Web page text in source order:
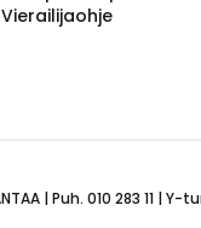
Vierailijaohje
| Puh. 010 283 11 | Y-